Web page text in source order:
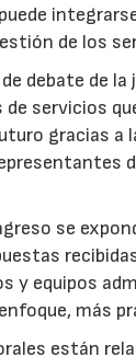
de los
debate de
de servicios
gracias a
se
y equipos
más
están